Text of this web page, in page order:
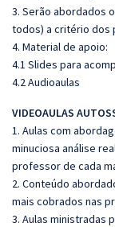
3. Serão abordados
todos) a critério dos
4. Material de apoio:
4.1 Slides para
4.2 Audioaulas
VIDEOAULAS
1. Aulas com
minuciosa análise
professor de cada
2. Conteúdo
mais cobrados nas
3. Aulas ministradas